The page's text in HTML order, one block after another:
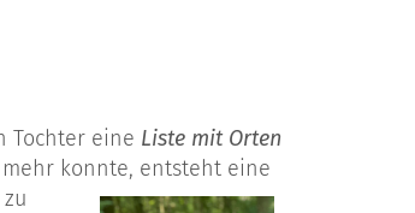
Tochter eine Liste mit Orten
konnte, entsteht eine